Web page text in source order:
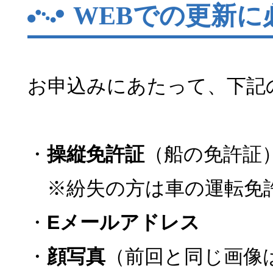
WEBでの更新に
お申込みにあたって、下
・操縦免許証（船の免許証
※紛失の方は車の運転免
・ Eメールアドレス
・ 顔写真（前回と同じ画像